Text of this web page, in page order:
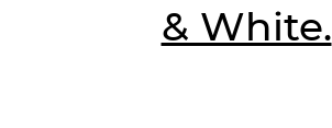
& White.